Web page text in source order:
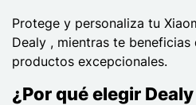
Protege y personaliza tu
Dealy , mientras te
productos excepcionales.
¿Por qué elegir Dealy